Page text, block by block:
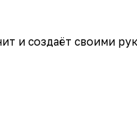
и создаёт своими